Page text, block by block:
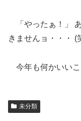
「やったぁ！」
きませんョ・・・ (
今年も何かいい
未分類